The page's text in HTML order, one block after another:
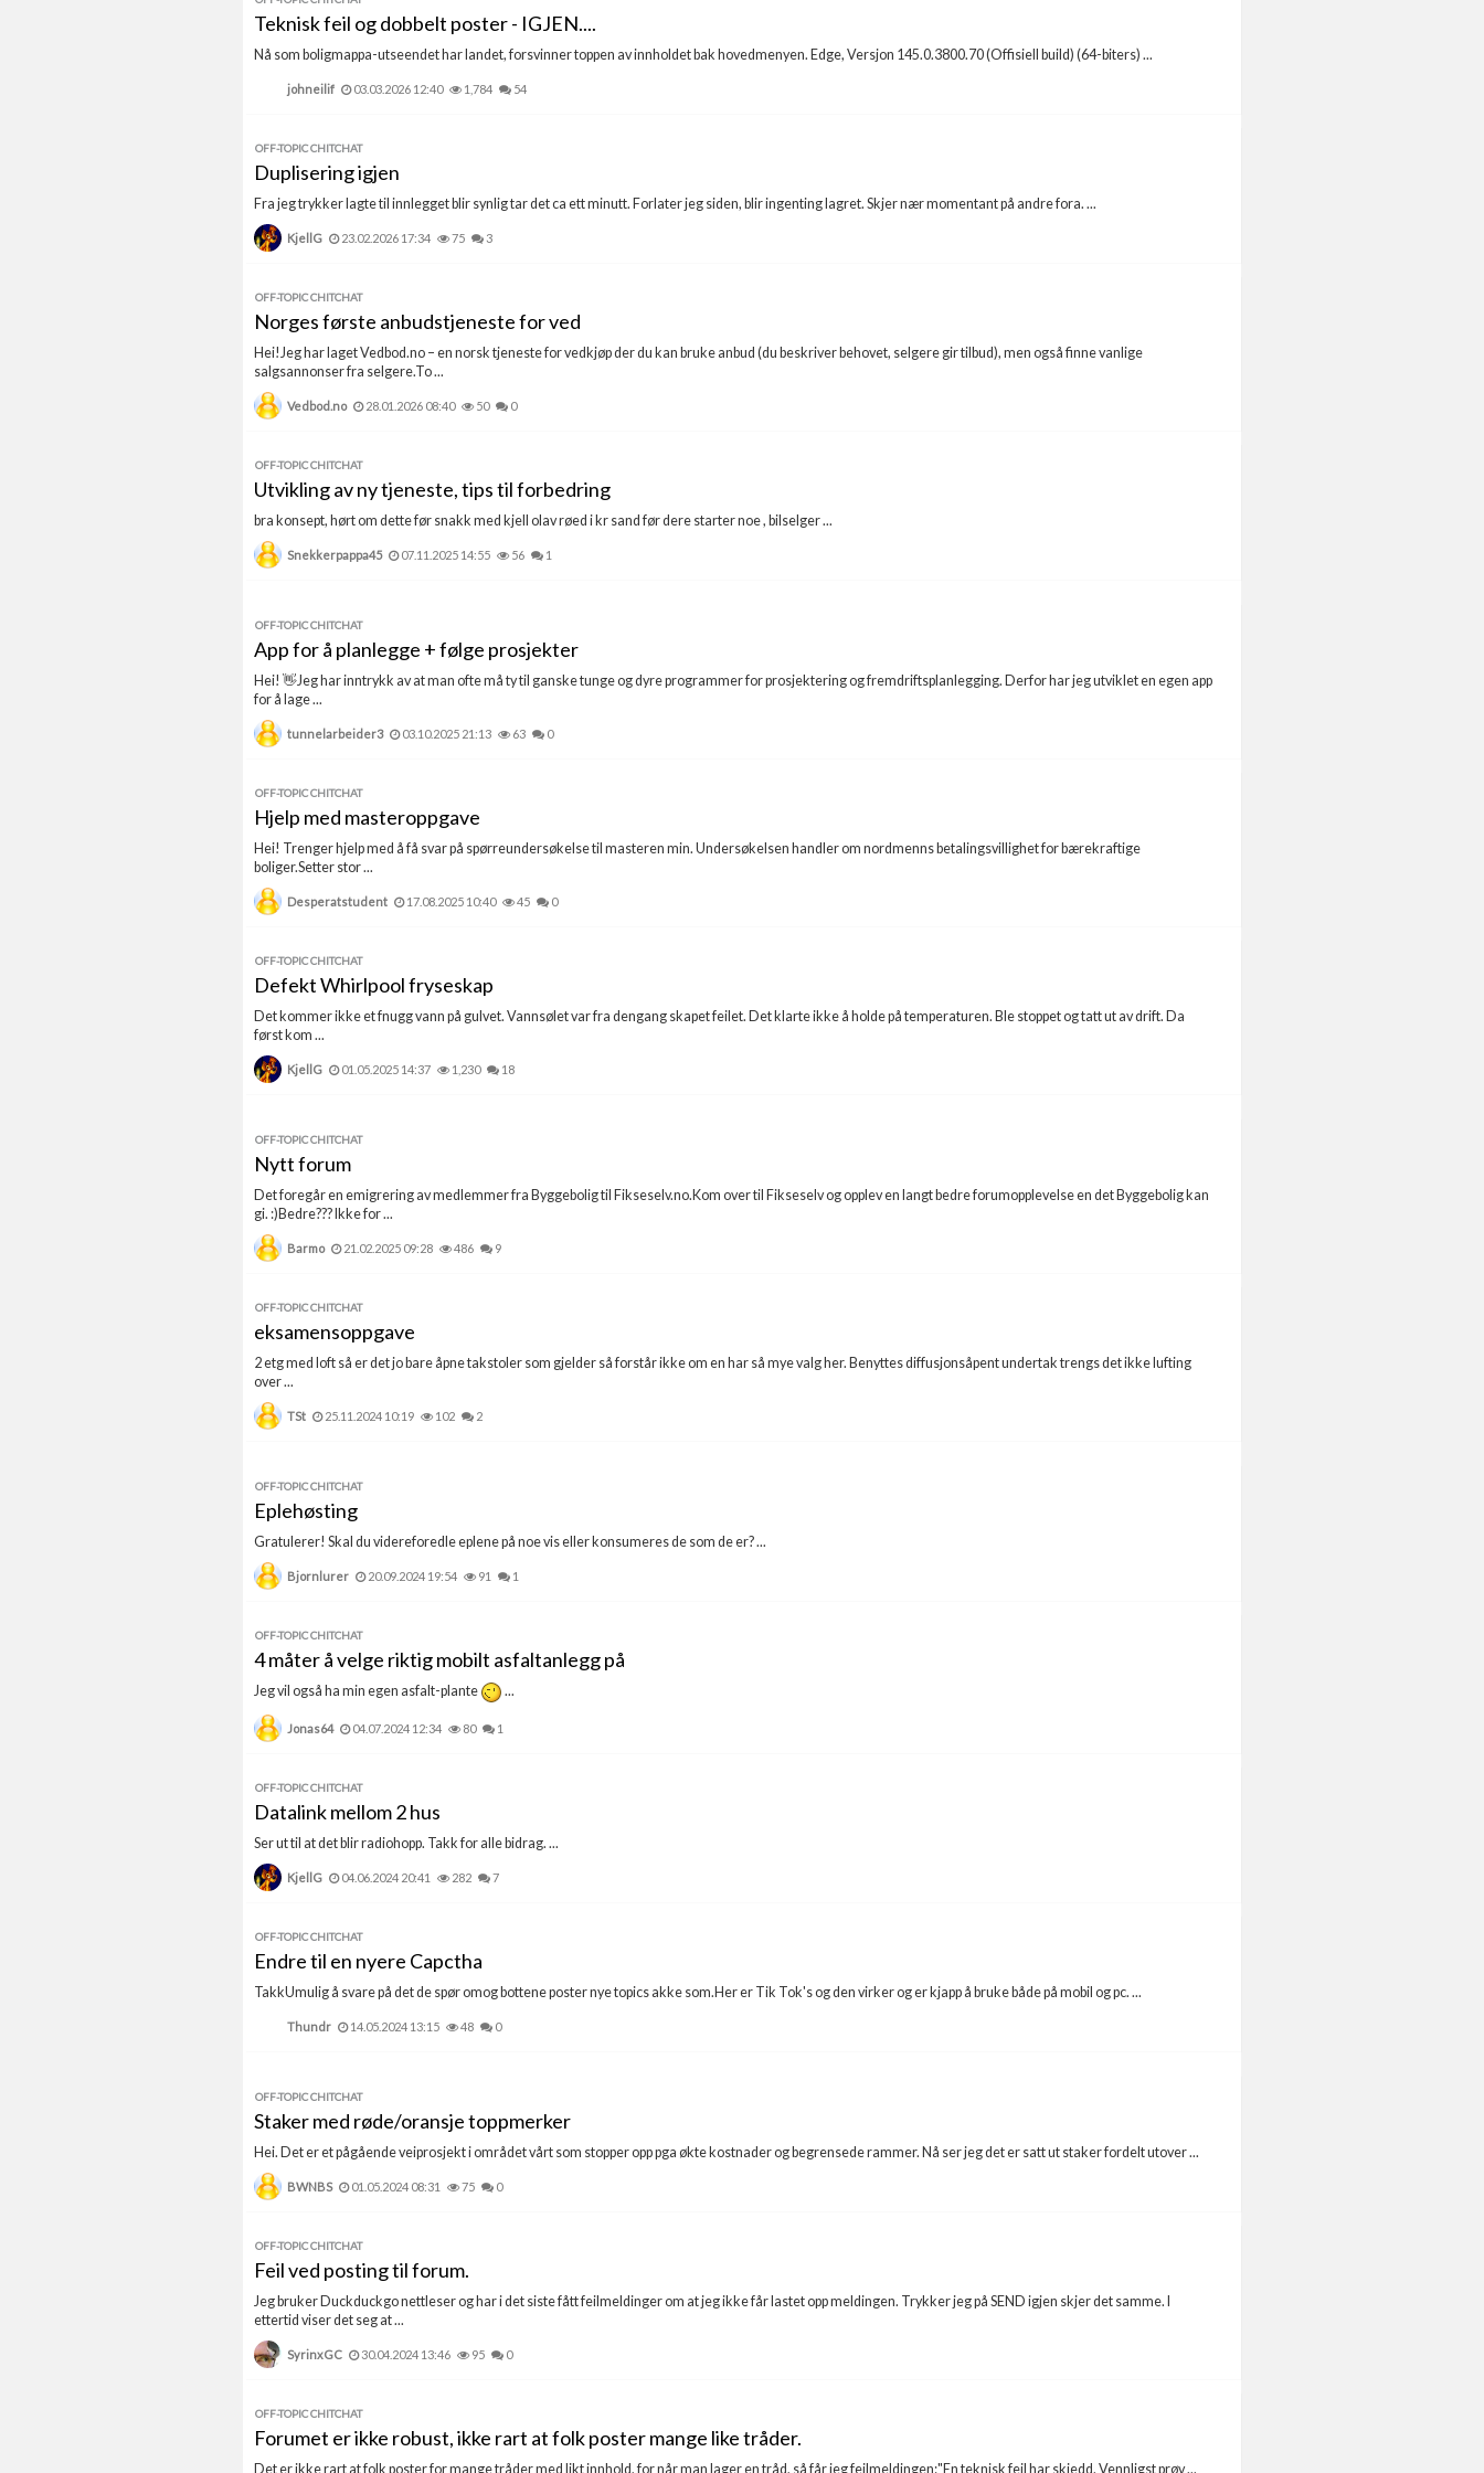
Teknisk feil og dobbelt poster - IGJEN....
Nå som boligmappa-utseendet har landet, forsvinner toppen av innholdet bak hovedmenyen. Edge, Versjon 145.0.3800.70 (Offisiell build) (64-biters) ...
johneilif 03.03.2026 12:40 1,784 54
OFF-TOPIC CHITCHAT
Duplisering igjen
Fra jeg trykker lagte til innlegget blir synlig tar det ca ett minutt. Forlater jeg siden, blir ingenting lagret. Skjer nær momentant på andre fora. ...
KjellG 23.02.2026 17:34 75 3
OFF-TOPIC CHITCHAT
Norges første anbudstjeneste for ved
Hei!Jeg har laget Vedbod.no – en norsk tjeneste for vedkjøp der du kan bruke anbud (du beskriver behovet, selgere gir tilbud), men også finne vanlige
salgsannonser fra selgere.To ...
Vedbod.no 28.01.2026 08:40 50 0
OFF-TOPIC CHITCHAT
Utvikling av ny tjeneste, tips til forbedring
bra konsept, hørt om dette før snakk med kjell olav røed i kr sand før dere starter noe , bilselger ...
Snekkerpappa45 07.11.2025 14:55 56 1
OFF-TOPIC CHITCHAT
App for å planlegge + følge prosjekter
Hei! 👋Jeg har inntrykk av at man ofte må ty til ganske tunge og dyre programmer for prosjektering og fremdriftsplanlegging. Derfor har jeg utviklet en egen app
for å lage ...
tunnelarbeider3 03.10.2025 21:13 63 0
OFF-TOPIC CHITCHAT
Hjelp med masteroppgave
Hei! Trenger hjelp med å få svar på spørreundersøkelse til masteren min. Undersøkelsen handler om nordmenns betalingsvillighet for bærekraftige
boliger.Setter stor ...
Desperatstudent 17.08.2025 10:40 45 0
OFF-TOPIC CHITCHAT
Defekt Whirlpool fryseskap
Det kommer ikke et fnugg vann på gulvet. Vannsølet var fra dengang skapet feilet. Det klarte ikke å holde på temperaturen. Ble stoppet og tatt ut av drift. Da
først kom ...
KjellG 01.05.2025 14:37 1,230 18
OFF-TOPIC CHITCHAT
Nytt forum
Det foregår en emigrering av medlemmer fra Byggebolig til Fikseselv.no.Kom over til Fikseselv og opplev en langt bedre forumopplevelse en det Byggebolig kan
gi. :)Bedre??? Ikke for ...
Barmo 21.02.2025 09:28 486 9
OFF-TOPIC CHITCHAT
eksamensoppgave
2 etg med loft så er det jo bare åpne takstoler som gjelder så forstår ikke om en har så mye valg her. Benyttes diffusjonsåpent undertak trengs det ikke lufting
over ...
TSt 25.11.2024 10:19 102 2
OFF-TOPIC CHITCHAT
Eplehøsting
Gratulerer! Skal du videreforedle eplene på noe vis eller konsumeres de som de er? ...
Bjornlurer 20.09.2024 19:54 91 1
OFF-TOPIC CHITCHAT
4 måter å velge riktig mobilt asfaltanlegg på
Jeg vil også ha min egen asfalt-plante ...
Jonas64 04.07.2024 12:34 80 1
OFF-TOPIC CHITCHAT
Datalink mellom 2 hus
Ser ut til at det blir radiohopp. Takk for alle bidrag. ...
KjellG 04.06.2024 20:41 282 7
OFF-TOPIC CHITCHAT
Endre til en nyere Capctha
TakkUmulig å svare på det de spør omog bottene poster nye topics akke som.Her er Tik Tok's og den virker og er kjapp å bruke både på mobil og pc. ...
Thundr 14.05.2024 13:15 48 0
OFF-TOPIC CHITCHAT
Staker med røde/oransje toppmerker
Hei. Det er et pågående veiprosjekt i området vårt som stopper opp pga økte kostnader og begrensede rammer. Nå ser jeg det er satt ut staker fordelt utover ...
BWNBS 01.05.2024 08:31 75 0
OFF-TOPIC CHITCHAT
Feil ved posting til forum.
Jeg bruker Duckduckgo nettleser og har i det siste fått feilmeldinger om at jeg ikke får lastet opp meldingen. Trykker jeg på SEND igjen skjer det samme. I
ettertid viser det seg at ...
SyrinxGC 30.04.2024 13:46 95 0
OFF-TOPIC CHITCHAT
Forumet er ikke robust, ikke rart at folk poster mange like tråder.
Det er ikke rart at folk poster for mange tråder med likt innhold, for når man lager en tråd, så får jeg feilmeldingen:"En teknisk feil har skjedd. Vennligst prøv ...